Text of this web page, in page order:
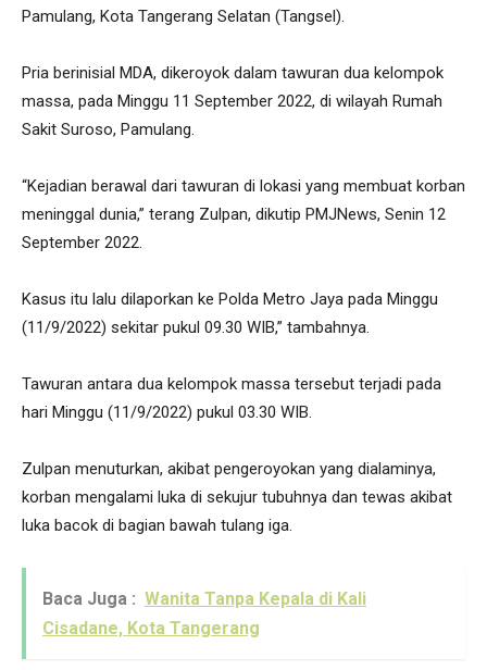
Pamulang, Kota Tangerang Selatan (Tangsel).
Pria berinisial MDA, dikeroyok dalam tawuran dua kelompok
massa, pada Minggu 11 September 2022, di wilayah Rumah
Sakit Suroso, Pamulang.
“Kejadian berawal dari tawuran di lokasi yang membuat korban
meninggal dunia,” terang Zulpan, dikutip PMJNews, Senin 12
September 2022.
Kasus itu lalu dilaporkan ke Polda Metro Jaya pada Minggu
(11/9/2022) sekitar pukul 09.30 WIB,” tambahnya.
Tawuran antara dua kelompok massa tersebut terjadi pada
hari Minggu (11/9/2022) pukul 03.30 WIB.
Zulpan menuturkan, akibat pengeroyokan yang dialaminya,
korban mengalami luka di sekujur tubuhnya dan tewas akibat
luka bacok di bagian bawah tulang iga.
Baca Juga : Wanita Tanpa Kepala di Kali
Cisadane, Kota Tangerang